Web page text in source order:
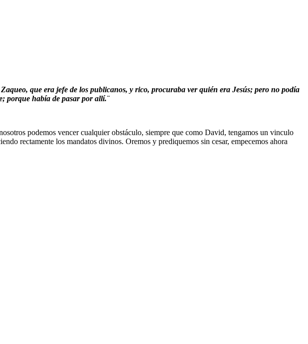
que era jefe de los publicanos, y rico, procuraba ver quién era Jesús; pero no podía
porque había de pasar por allí.¨
podemos vencer cualquier obstáculo, siempre que como David, tengamos un vinculo
rectamente los mandatos divinos. Oremos y prediquemos sin cesar, empecemos ahora